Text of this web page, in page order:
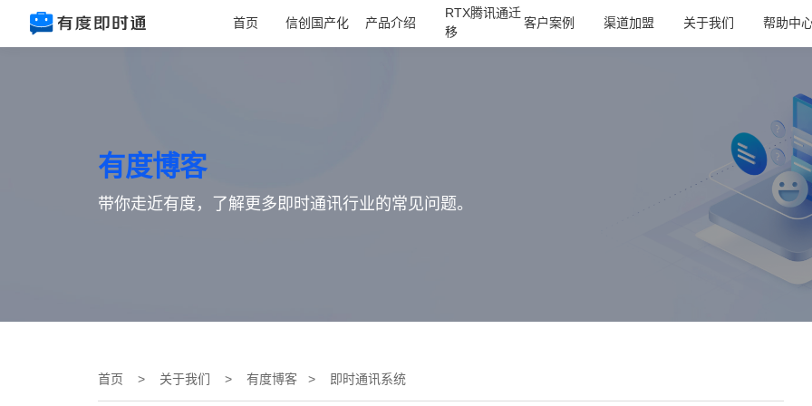
首页 信创国产化 产品介绍
RTX腾讯通迁
移
客户案例 渠道加盟 关于我们 帮助中
有度博客
带你走近有度，了解更多即时通讯行业的常见问题。
首页 > 关于我们 > 有度博客> 即时通讯系统